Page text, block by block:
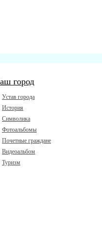
город
Устав города
История
Символика
Фотоальбомы
Почетные граждане
Видеоальбом
Туризм